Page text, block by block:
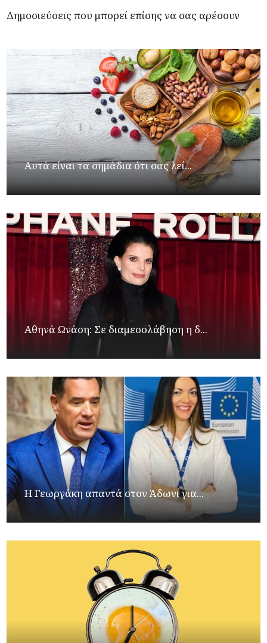
Δημοσιεύσεις που μπορεί επίσης να σας αρέσουν
Αυτά είναι τα σημάδια ότι σας λεί...
Αθηνά Ωνάση: Σε διαμεσολάβηση η δ...
Η Γεωργάκη απαντά στον Άδωνι για...